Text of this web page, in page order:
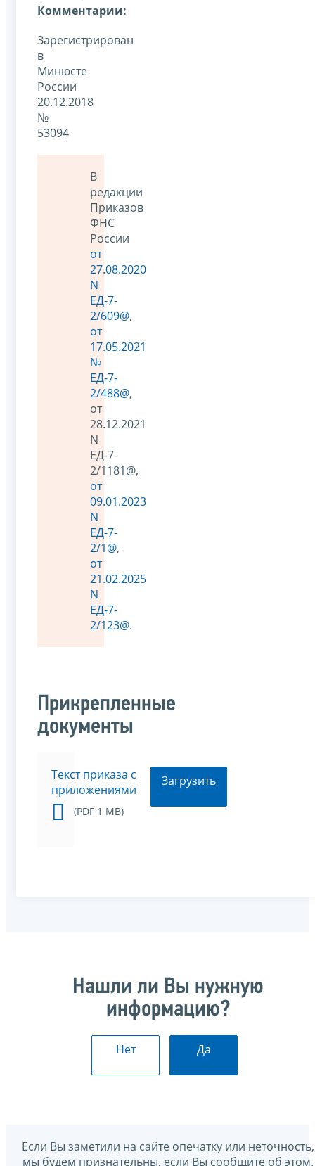
Комментарии:
Зарегистрирован
в
Минюсте
России
20.12.2018
№
53094
В
редакции
Приказов
ФНС
России
от
27.08.2020
N
ЕД-7-
2/609@,
от
17.05.2021
№
ЕД-7-
2/488@,
от
28.12.2021
N
ЕД-7-
2/1181@,
от
09.01.2023
N
ЕД-7-
2/1@,
от
21.02.2025
N
ЕД-7-
2/123@.
Прикрепленные
документы
Текст приказа с
приложениями
(PDF 1 MB)
Загрузить
Нашли ли Вы нужную
информацию?
Нет Да
Если Вы заметили на сайте опечатку или неточность,
мы будем признательны, если Вы сообщите об этом.